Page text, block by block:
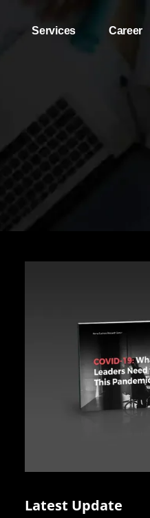
Services Career
Latest Update